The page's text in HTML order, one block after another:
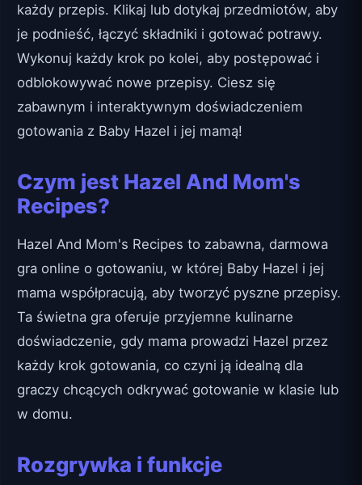
każdy przepis. Klikaj lub dotykaj przedmiotów, aby
je podnieść, łączyć składniki i gotować potrawy.
Wykonuj każdy krok po kolei, aby postępować i
odblokowywać nowe przepisy. Ciesz się
zabawnym i interaktywnym doświadczeniem
gotowania z Baby Hazel i jej mamą!
Czym jest Hazel And Mom's
Recipes?
Hazel And Mom's Recipes to zabawna, darmowa
gra online o gotowaniu, w której Baby Hazel i jej
mama współpracują, aby tworzyć pyszne przepisy.
Ta świetna gra oferuje przyjemne kulinarne
doświadczenie, gdy mama prowadzi Hazel przez
każdy krok gotowania, co czyni ją idealną dla
graczy chcących odkrywać gotowanie w klasie lub
w domu.
Rozgrywka i funkcje